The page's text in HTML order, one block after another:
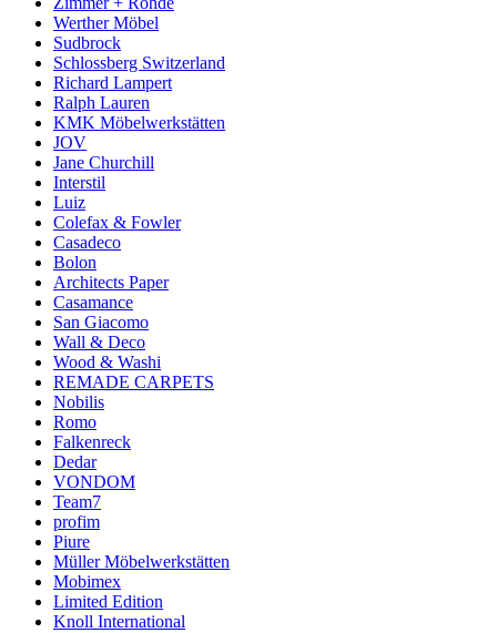
Werther Möbel
Sudbrock
Schlossberg Switzerland
Richard Lampert
Ralph Lauren
KMK Möbelwerkstätten
JOV
Jane Churchill
Interstil
Luiz
Colefax & Fowler
Casadeco
Bolon
Architects Paper
Casamance
San Giacomo
Wall & Deco
Wood & Washi
REMADE CARPETS
Nobilis
Romo
Falkenreck
Dedar
VONDOM
Team7
profim
Piure
Müller Möbelwerkstätten
Mobimex
Limited Edition
Knoll International